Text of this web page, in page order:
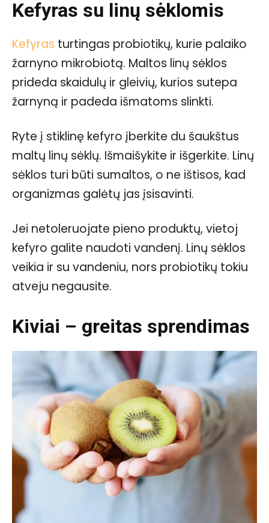
Kefyras su linų sėklomis
Kefyras turtingas probiotikų, kurie palaiko
žarnyno mikrobiotą. Maltos linų sėklos
prideda skaidulų ir gleivių, kurios sutepa
žarnyną ir padeda išmatoms slinkti.
Ryte į stiklinę kefyro įberkite du šaukštus
maltų linų sėklų. Išmaišykite ir išgerkite. Linų
sėklos turi būti sumaltos, o ne ištisos, kad
organizmas galėtų jas įsisavinti.
Jei netoleruojate pieno produktų, vietoj
kefyro galite naudoti vandenį. Linų sėklos
veikia ir su vandeniu, nors probiotikų tokiu
atveju negausite.
Kiviai – greitas sprendimas